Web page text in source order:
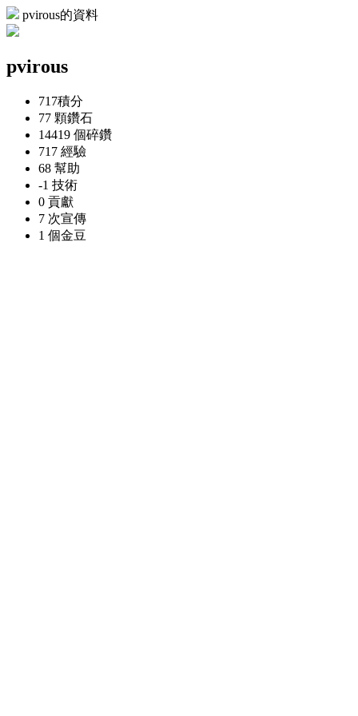
pvirous的資料
pvirous
717積分
77 顆鑽石
14419 個碎鑽
717 經驗
68 幫助
-1 技術
0 貢獻
7 次宣傳
1 個金豆